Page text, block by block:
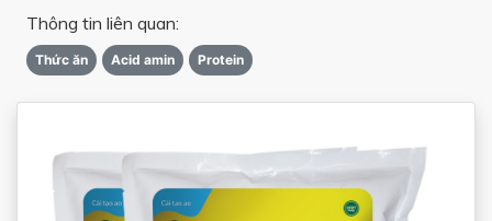
Thông tin liên quan:
Thức ăn Acid amin Protein